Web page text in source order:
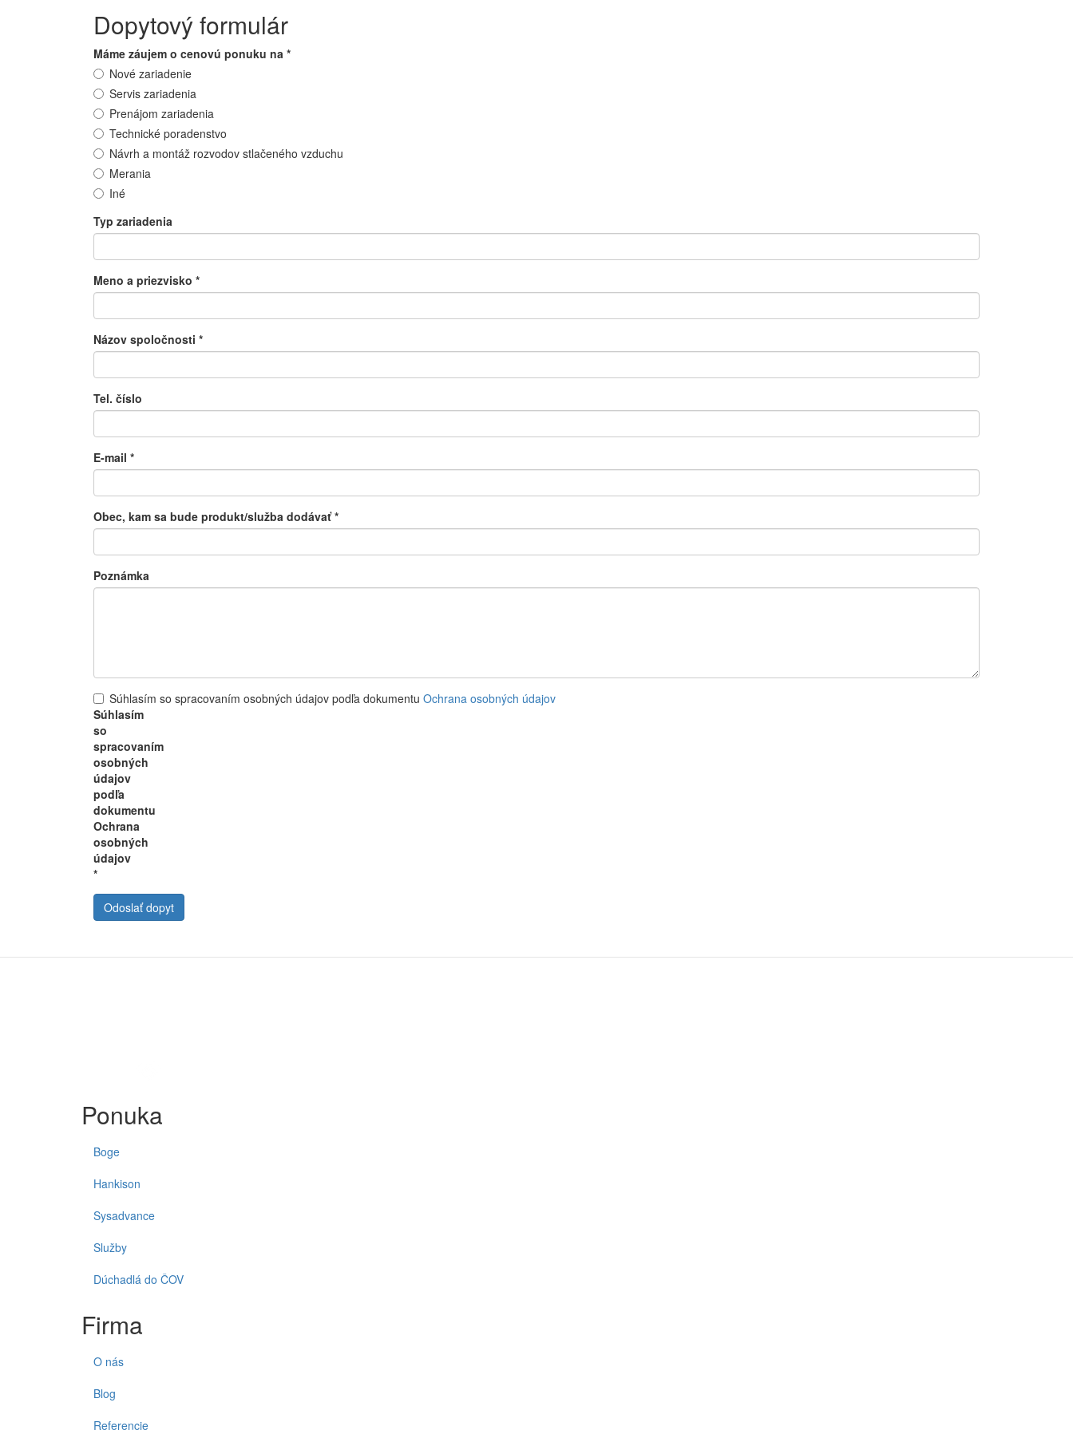
Dopytový formulár
Máme záujem o cenovú ponuku na *
Nové zariadenie
Servis zariadenia
Prenájom zariadenia
Technické poradenstvo
Návrh a montáž rozvodov stlačeného vzduchu
Merania
Iné
Typ zariadenia
Meno a priezvisko *
Názov spoločnosti *
Tel. číslo
E-mail *
Obec, kam sa bude produkt/služba dodávať*
Poznámka
Súhlasím so spracovaním osobných údajov podľa dokumentu Ochrana osobných údajov
Súhlasím
so
spracovaním
osobných
údajov
podľa
dokumentu
Ochrana
osobných
údajov
*
Odoslať dopyt
Ponuka
Boge
Hankison
Sysadvance
Služby
Dúchadlá do ČOV
Firma
O nás
Blog
Referencie